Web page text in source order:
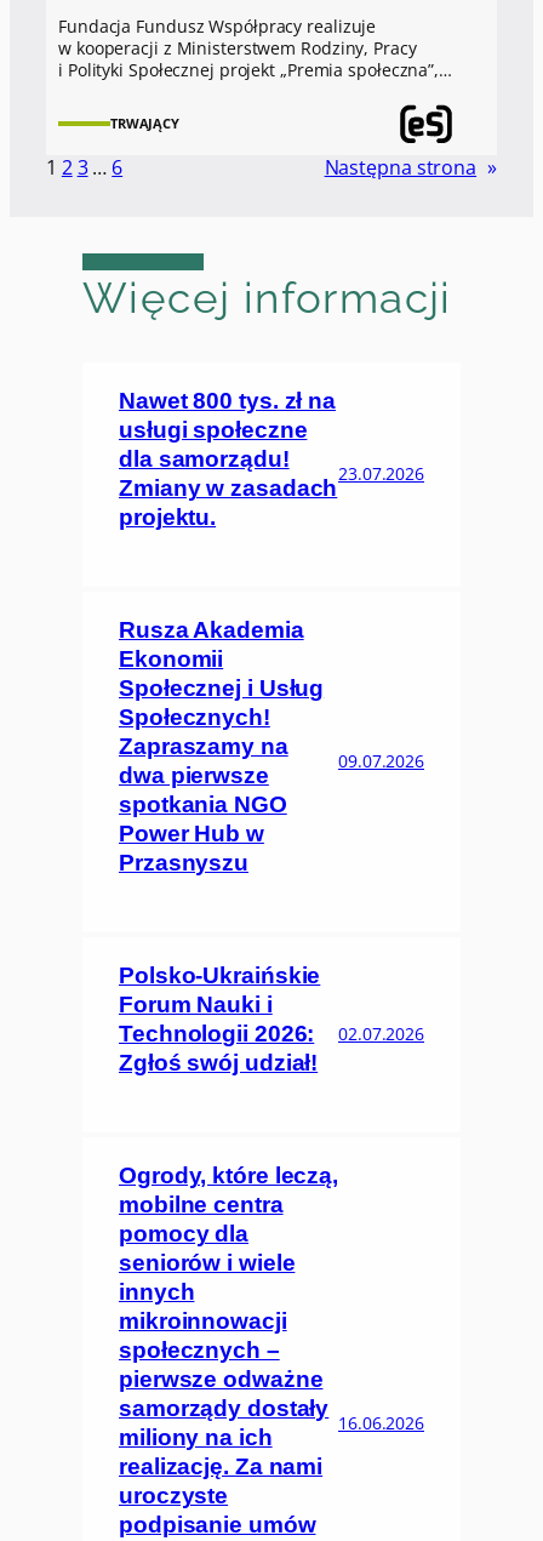
Fundacja Fundusz Współpracy realizuje
w kooperacji z Ministerstwem Rodziny, Pracy
i Polityki Społecznej projekt „Premia społeczna”,…
TRWAJĄCY
1 23 … 6 Następna strona »
Więcej informacji
Nawet 800 tys. zł na
usługi społeczne
dla samorządu!
Zmiany w zasadach
projektu.
23.07.2026
Rusza Akademia
Ekonomii
Społecznej i Usług
Społecznych!
Zapraszamy na
dwa pierwsze
spotkania NGO
Power Hub w
Przasnyszu
09.07.2026
Polsko-Ukraińskie
Forum Nauki i
Technologii 2026:
Zgłoś swój udział!
02.07.2026
Ogrody, które leczą,
mobilne centra
pomocy dla
seniorów i wiele
innych
mikroinnowacji
społecznych –
pierwsze odważne
samorządy dostały
miliony na ich
realizację. Za nami
uroczyste
podpisanie umów
16.06.2026